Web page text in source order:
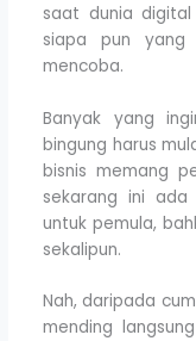
saat dunia
siapa pun yang
mencoba.
Banyak yang
bingung harus
bisnis memang
sekarang ini
untuk pemula,
sekalipun.
Nah, daripada
mending